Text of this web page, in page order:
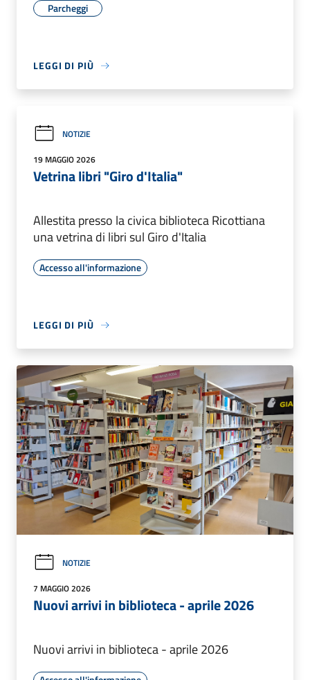
Parcheggi
LEGGI DI PIÙ
NOTIZIE
19 MAGGIO 2026
Vetrina libri "Giro d'Italia"
Allestita presso la civica biblioteca Ricottiana
una vetrina di libri sul Giro d'Italia
Accesso all'informazione
LEGGI DI PIÙ
NOTIZIE
7 MAGGIO 2026
Nuovi arrivi in biblioteca - aprile 2026
Nuovi arrivi in biblioteca - aprile 2026